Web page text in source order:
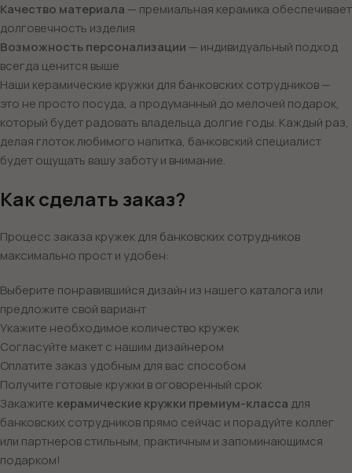
Качество материала — премиальная керамика обеспечивает
долговечность изделия
Возможность персонализации — индивидуальный подход
всегда ценится выше
Наши керамические кружки для банковских сотрудников —
это не просто посуда, а продуманный до мелочей подарок,
который будет радовать владельца долгие годы. Каждый раз,
делая глоток любимого напитка, банковский специалист
будет ощущать вашу заботу и внимание.
Как сделать заказ?
Процесс заказа кружек для банковских сотрудников
максимально прост и удобен:
Выберите понравившийся дизайн из нашего каталога или
предложите свой вариант
Укажите необходимое количество кружек
Согласуйте макет с нашим дизайнером
Оплатите заказ удобным для вас способом
Получите готовые кружки в оговоренный срок
Закажите керамические кружки премиум-класса для
банковских сотрудников прямо сейчас и порадуйте коллег
или партнеров стильным, практичным и запоминающимся
подарком!